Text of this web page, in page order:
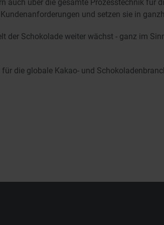
auch über die gesamte Prozesstechnik für
und setzen sie in
der Schokolade weiter wächst - ganz im
die globale Kakao- und